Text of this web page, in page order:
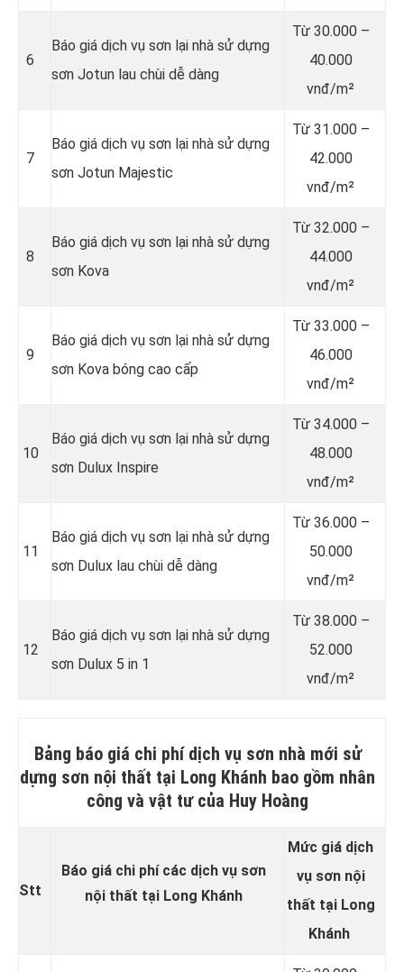
6
Báo giá dịch vụ sơn lại nhà sử dựng
sơn Jotun lau chùi dễ dàng
Từ 30.000 –
40.000
vnđ/m²
7
Báo giá dịch vụ sơn lại nhà sử dựng
sơn Jotun Majestic
Từ 31.000 –
42.000
vnđ/m²
8
Báo giá dịch vụ sơn lại nhà sử dựng
sơn Kova
Từ 32.000 –
44.000
vnđ/m²
9
Báo giá dịch vụ sơn lại nhà sử dựng
sơn Kova bóng cao cấp
Từ 33.000 –
46.000
vnđ/m²
10
Báo giá dịch vụ sơn lại nhà sử dựng
sơn Dulux Inspire
Từ 34.000 –
48.000
vnđ/m²
11
Báo giá dịch vụ sơn lại nhà sử dựng
sơn Dulux lau chùi dễ dàng
Từ 36.000 –
50.000
vnđ/m²
12
Báo giá dịch vụ sơn lại nhà sử dựng
sơn Dulux 5 in 1
Từ 38.000 –
52.000
vnđ/m²
Bảng báo giá chi phí dịch vụ sơn nhà mới sử
dựng sơn nội thất tại Long Khánh bao gồm nhân
công và vật tư của Huy Hoàng
Stt
Báo giá chi phí các dịch vụ sơn
nội thất tại Long Khánh
Mức giá dịch
vụ sơn nội
thất tại Long
Khánh